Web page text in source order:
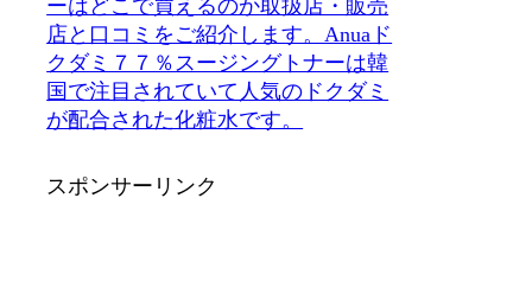
ーはどこで買えるのか取扱店・販売
店と口コミをご紹介します。Anuaド
クダミ７７％スージングトナーは韓
国で注目されていて人気のドクダミ
が配合された化粧水です。
スポンサーリンク